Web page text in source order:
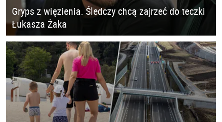
Gryps z więzienia. Śledczy chcą zajrzeć do teczki
Łukasza Żaka